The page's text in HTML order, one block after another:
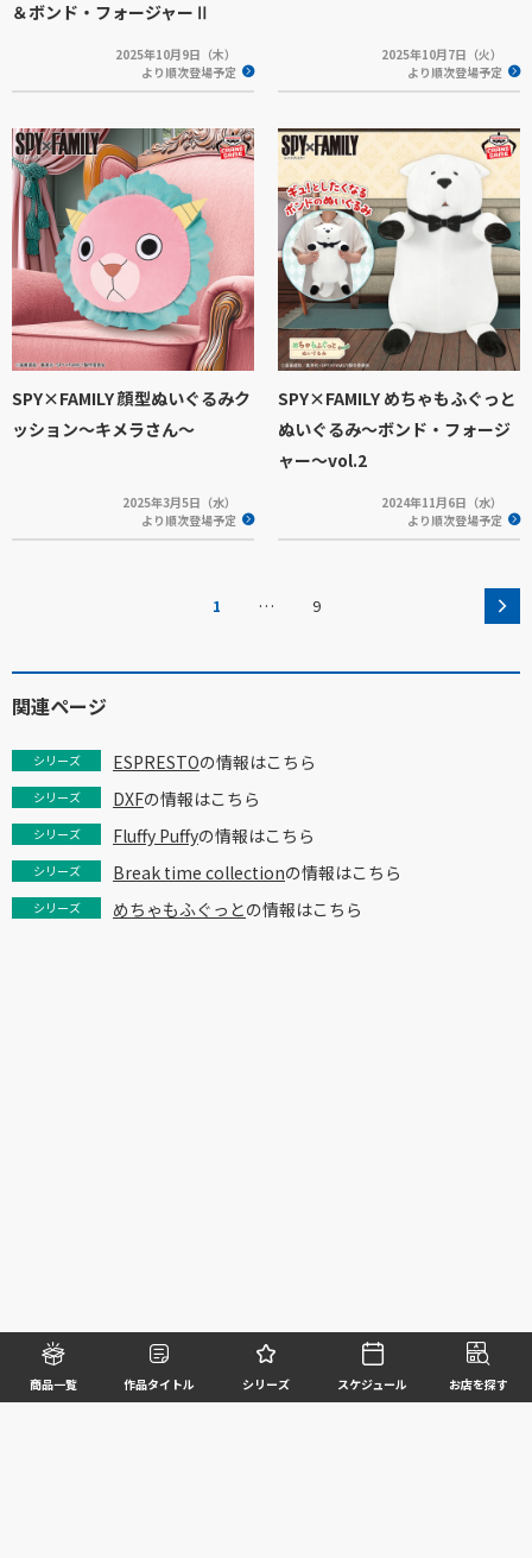
商品一覧 作品タイトル シリーズ スケジュール お店を探す
＆ボンド・フォージャーⅡ
2025年10月9日（木）
より順次登場予定
2025年10月7日（火）
より順次登場予定
SPY×FAMILY 顔型ぬいぐるみク
ッション～キメラさん～
2025年3月5日（水）
より順次登場予定
SPY×FAMILY めちゃもふぐっと
ぬいぐるみ～ボンド・フォージ
ャー～vol.2
2024年11月6日（水）
より順次登場予定
1 … 9
関連ページ
シリーズ ESPRESTOの情報はこちら
シリーズ DXFの情報はこちら
シリーズ Fluffy Puffyの情報はこちら
シリーズ Break time collectionの情報はこちら
シリーズ めちゃもふぐっとの情報はこちら